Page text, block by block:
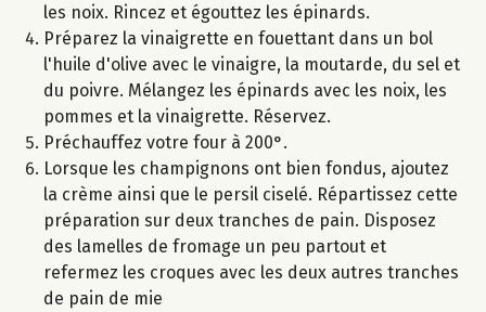
les noix. Rincez et égouttez les épinards.
Préparez la vinaigrette en fouettant dans un bol
l'huile d'olive avec le vinaigre, la moutarde, du sel et
du poivre. Mélangez les épinards avec les noix, les
pommes et la vinaigrette. Réservez.
Préchauffez votre four à 200°.
Lorsque les champignons ont bien fondus, ajoutez
la crème ainsi que le persil ciselé. Répartissez cette
préparation sur deux tranches de pain. Disposez
des lamelles de fromage un peu partout et
refermez les croques avec les deux autres tranches
de pain de mie